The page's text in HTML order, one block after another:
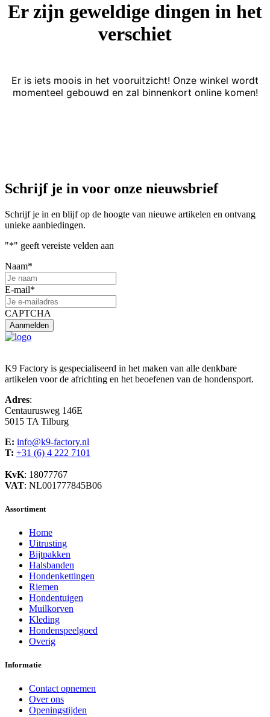
Er zijn geweldige dingen in het
verschiet
Er is iets moois in het vooruitzicht! Onze winkel wordt
momenteel gebouwd en zal binnenkort online komen!
Schrijf je in voor onze nieuwsbrief
Schrijf je in en blijf op de hoogte van nieuwe artikelen en ontvang
unieke aanbiedingen.
"*" geeft vereiste velden aan
Naam*
E-mail*
CAPTCHA
K9 Factory is gespecialiseerd in het maken van alle denkbare
artikelen voor de africhting en het beoefenen van de hondensport.
Adres:
Centaurusweg 146E
5015 TA Tilburg
E: info@k9-factory.nl
T: +31 (6) 4 222 7101
KvK: 18077767
VAT: NL001777845B06
Assortiment
Home
Uitrusting
Bijtpakken
Halsbanden
Hondenkettingen
Riemen
Hondentuigen
Muilkorven
Kleding
Hondenspeelgoed
Overig
Informatie
Contact opnemen
Over ons
Openingstijden